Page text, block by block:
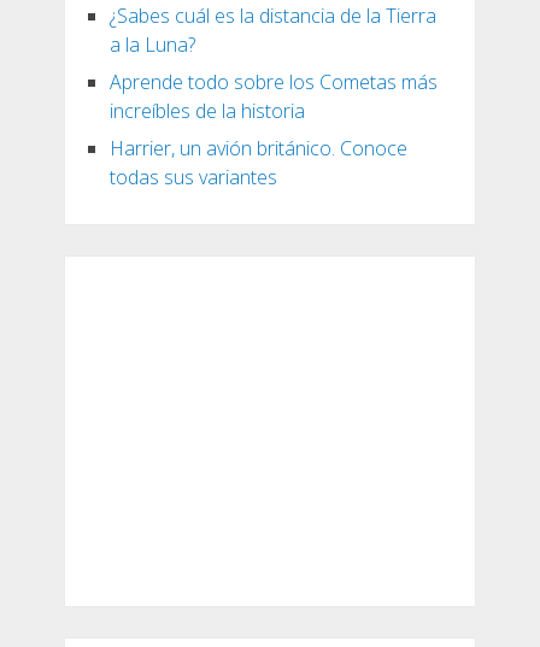
¿Sabes cuál es la distancia de la Tierra
a la Luna?
Aprende todo sobre los Cometas más
increíbles de la historia
Harrier, un avión británico. Conoce
todas sus variantes